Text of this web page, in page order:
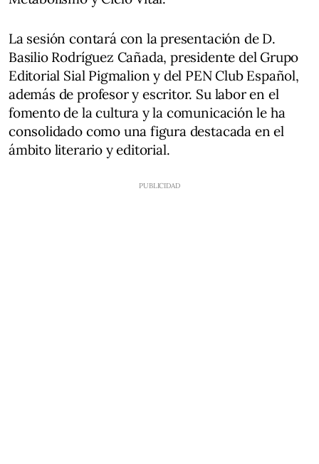
La sesión contará con la presentación de D.
Basilio Rodríguez Cañada, presidente del Grupo
Editorial Sial Pigmalion y del PEN Club Español,
además de profesor y escritor. Su labor en el
fomento de la cultura y la comunicación le ha
consolidado como una figura destacada en el
ámbito literario y editorial.